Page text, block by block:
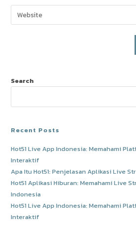
to
comment
email
address
Enter
your
Search
Recent Posts
Hot51 Live App Indonesia: Memahami
Interaktif
Apa Itu Hot51: Penjelasan Aplikasi Live
Hot51 Aplikasi Hiburan: Memahami Live
Indonesia
Hot51 Live App Indonesia: Memahami
Interaktif